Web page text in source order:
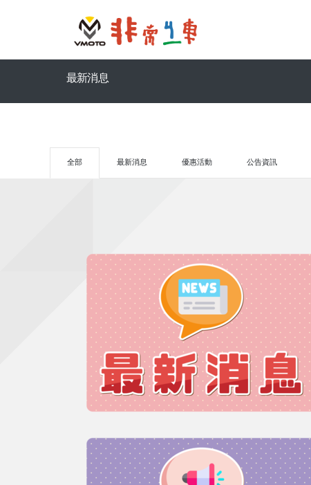
最新消息
全部 最新消息 優惠活動 公告資訊